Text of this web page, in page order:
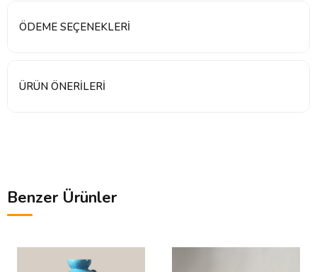
ÖDEME SEÇENEKLERI
ÜRÜN ÖNERILERI
Benzer Ürünler